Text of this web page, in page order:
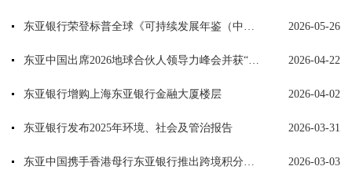
东亚银行荣登标普全球《可持续发展年鉴（中国版）》银行业榜首 2026-05-26
东亚中国出席2026地球合伙人领导力峰会并获“卓越地球合伙人”称号 2026-04-22
东亚银行增购上海东亚银行金融大厦楼层 2026-04-02
东亚银行发布2025年环境、社会及管治报告 2026-03-31
东亚中国携手香港母行东亚银行推出跨境积分兑换服务 2026-03-03